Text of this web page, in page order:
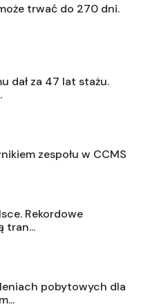
trwać do 270 dni.
dał za 47 lat stażu.
zespołu w CCMS
Rekordowe
tran...
pobytowych dla